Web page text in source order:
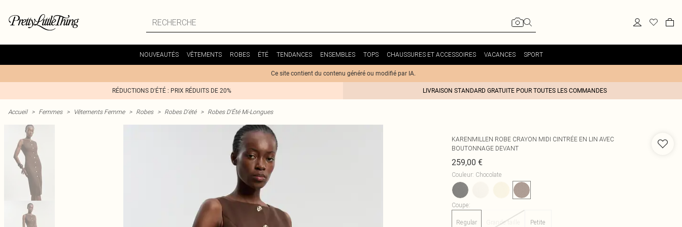
NOUVEAUTÉS VÊTEMENTS ROBES ÉTÉ TENDANCES ENSEMBLES TOPS CHAUSSURES ET ACCESSOIRES VACANCES SPORT
Ce site contient du contenu généré ou modifié par IA.
RÉDUCTIONS D'ÉTÉ : PRIX RÉDUITS DE 20% LIVRAISON STANDARD GRATUITE POUR TOUTES LES COMMANDES
Accueil > Femmes > Vêtements Femme > Robes > Robes D'été > Robes D'Été Mi-Longues
KARENMILLEN ROBE CRAYON MIDI CINTRÉE EN LIN AVEC
BOUTONNAGE DEVANT
259,00 €
Couleur: Chocolate
Coupe:
Regular Grande taille Petite